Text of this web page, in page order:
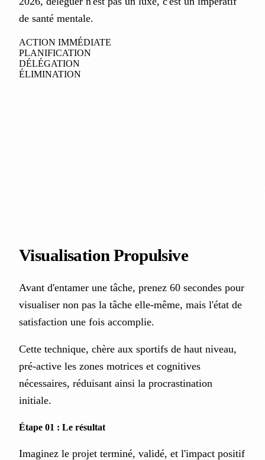
de santé mentale.
ACTION IMMÉDIATE
PLANIFICATION
DÉLÉGATION
ÉLIMINATION
Visualisation Propulsive
Avant d'entamer une tâche, prenez 60 secondes pour
visualiser non pas la tâche elle-même, mais l'état de
satisfaction une fois accomplie.
Cette technique, chère aux sportifs de haut niveau,
pré-active les zones motrices et cognitives
nécessaires, réduisant ainsi la procrastination
initiale.
Étape 01 : Le résultat
Imaginez le projet terminé, validé, et l'impact positif